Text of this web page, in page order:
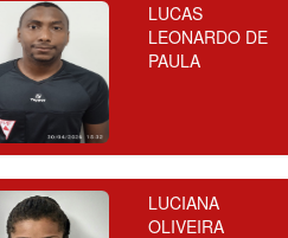
LUCAS
LEONARDO DE
PAULA
LUCIANA
OLIVEIRA